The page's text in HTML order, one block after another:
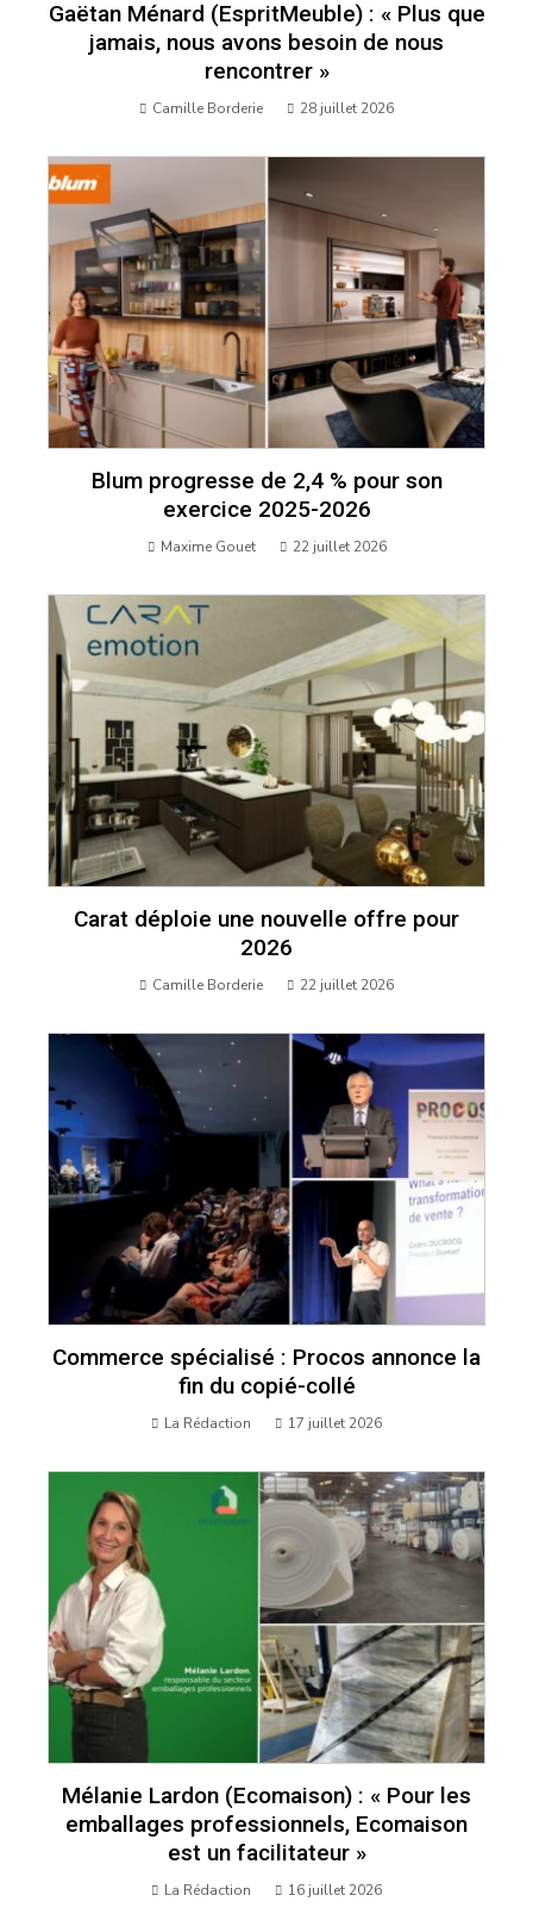
Gaëtan Ménard (EspritMeuble) : « Plus que
jamais, nous avons besoin de nous
rencontrer »
Camille Borderie 28 juillet 2026
Blum progresse de 2,4 % pour son
exercice 2025-2026
Maxime Gouet 22 juillet 2026
Carat déploie une nouvelle offre pour
2026
Camille Borderie 22 juillet 2026
Commerce spécialisé : Procos annonce la
fin du copié-collé
La Rédaction 17 juillet 2026
Mélanie Lardon (Ecomaison) : « Pour les
emballages professionnels, Ecomaison
est un facilitateur »
La Rédaction 16 juillet 2026